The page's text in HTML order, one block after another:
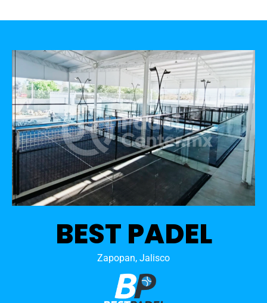
BEST PADEL
Zapopan, Jalisco